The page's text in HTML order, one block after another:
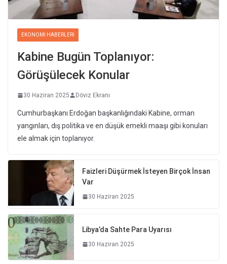
EKONOMI HABERLERI
Kabine Bugün Toplanıyor:
Görüşülecek Konular
30 Haziran 2025 Döviz Ekranı
Cumhurbaşkanı Erdoğan başkanlığındaki Kabine, orman
yangınları, dış politika ve en düşük emekli maaşı gibi konuları
ele almak için toplanıyor.
Faizleri Düşürmek İsteyen Birçok İnsan
Var
30 Haziran 2025
Libya’da Sahte Para Uyarısı
30 Haziran 2025